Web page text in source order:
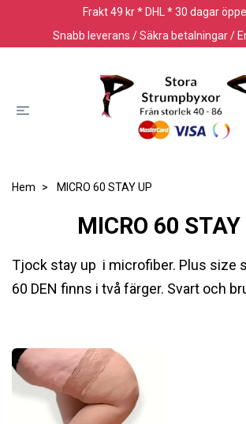
Frakt 49 kr * DHL * 30 dagar
Snabb leverans / Säkra betalningar /
Hem MICRO 60 STAY UP
MICRO 60 STAY
Tjock stay up i microfiber. Plus size
60 DEN finns i två färger. Svart och